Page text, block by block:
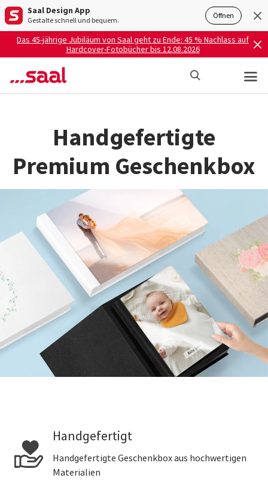
Saal Design App
Gestalte schnell und bequem. Öffnen
Das 45-jährige Jubiläum von Saal geht zu Ende: 45 % Nachlass auf
Hardcover-Fotobücher bis 12.08.2026
Handgefertigte
Premium Geschenkbox
Handgefertigt
Handgefertigte Geschenkbox aus hochwertigen
Materialien